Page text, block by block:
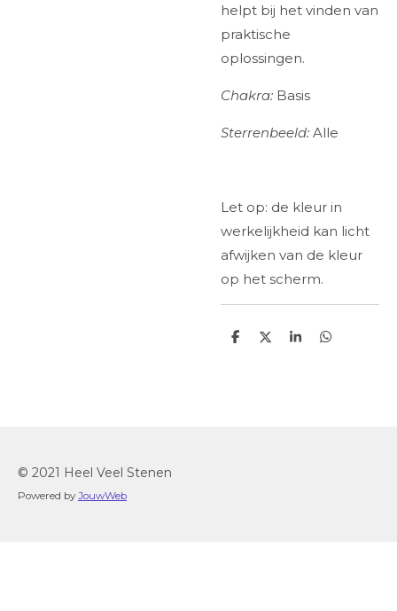
helpt bij het vinden van
praktische
oplossingen.
Chakra: Basis
Sterrenbeeld: Alle
Let op: de kleur in
werkelijkheid kan licht
afwijken van de kleur
op het scherm.
D
D
S
D
© 2021 Heel Veel Stenen
Powered by JouwWeb